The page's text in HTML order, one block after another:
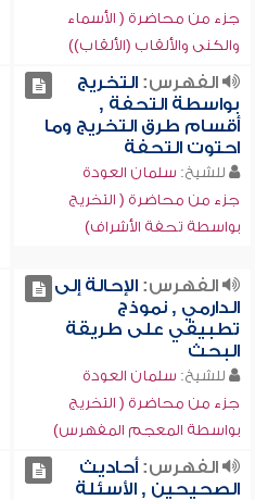
جزء من محاضرة ( الأسماء
والكنى والألقاب (الألقاب))
الفهرس:التخريج
بواسطة التحفة ,
أقسام طرق التخريج وما
احتوت التحفة
للشيخ: سلمان العودة
جزء من محاضرة ( التخريج
بواسطة تحفة الأشراف)
الفهرس:الإحالة إلى
الدارمي , نموذج
تطبيقي على طريقة
البحث
للشيخ: سلمان العودة
جزء من محاضرة ( التخريج
بواسطة المعجم المفهرس)
الفهرس:أحاديث
الصحيحين , الأسئلة